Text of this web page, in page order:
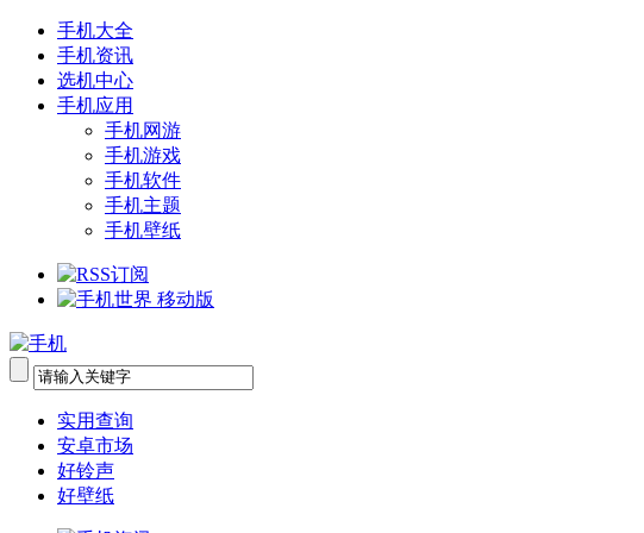
手机大全
手机资讯
选机中心
手机应用
手机网游
手机游戏
手机软件
手机主题
手机壁纸
实用查询
安卓市场
好铃声
好壁纸